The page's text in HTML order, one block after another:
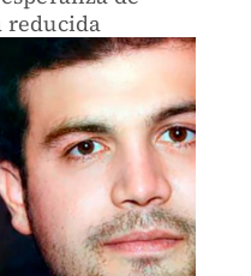
reducida